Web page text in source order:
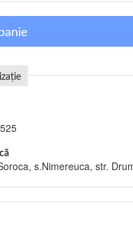
s.Nimereuca, str.